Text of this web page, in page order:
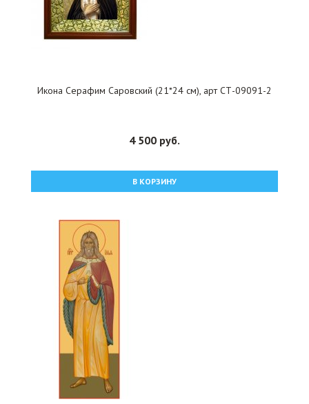
Икона Серафим Саровский (21*24 см), арт СТ-09091-2
4 500 руб.
В КОРЗИНУ